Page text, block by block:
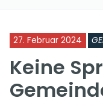
27. Februar 2024
Keine